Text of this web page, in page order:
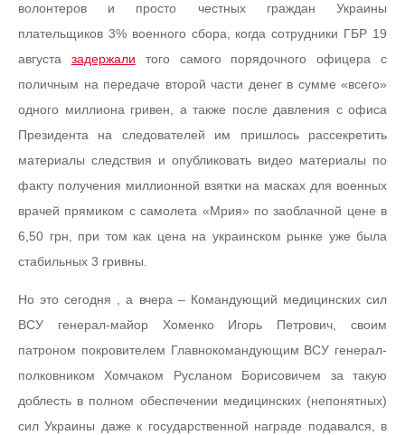
волонтеров и просто честных граждан Украины
плательщиков 3% военного сбора, когда сотрудники ГБР 19
августа задержали того самого порядочного офицера с
поличным на передаче второй части денег в сумме «всего»
одного миллиона гривен, а также после давления с офиса
Президента на следователей им пришлось рассекретить
материалы следствия и опубликовать видео материалы по
факту получения миллионной взятки на масках для военных
врачей прямиком с самолета «Мрия» по заоблачной цене в
6,50 грн, при том как цена на украинском рынке уже была
стабильных 3 гривны.
Но это сегодня , а вчера – Командующий медицинских сил
ВСУ генерал-майор Хоменко Игорь Петрович, своим
патроном покровителем Главнокомандующим ВСУ генерал-
полковником Хомчаком Русланом Борисовичем за такую
доблесть в полном обеспечении медицинских (непонятных)
сил Украины даже к государственной награде подавался, в